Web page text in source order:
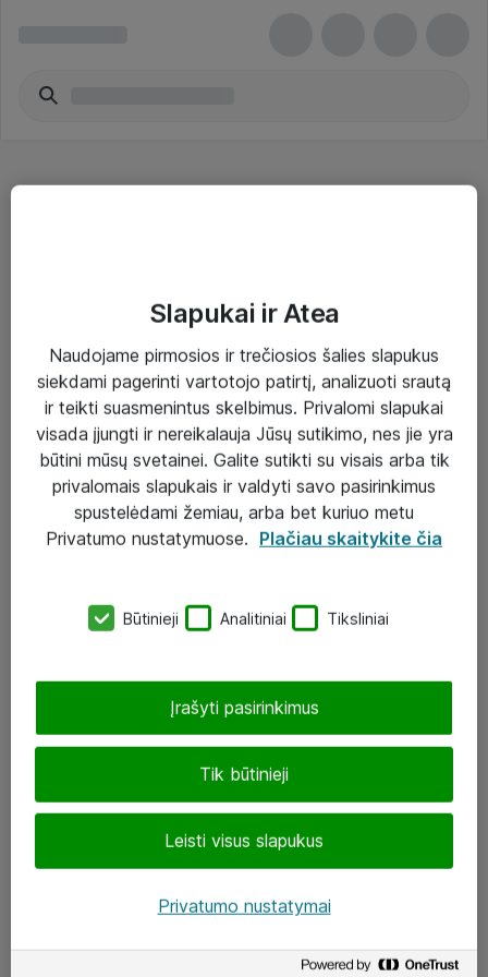
Sprendimai ir paslaugos
Paslaugos
Sprendimai
Įgyvendinti projektai
Atea ekspertų patarimai verslui
UAB „ATEA“
J. Rutkausko g. 6, Vilnius
Atea kontaktai
Aplankykite mus
Slapukai ir Atea
Naudojame pirmosios ir trečiosios šalies slapukus
siekdami pagerinti vartotojo patirtį, analizuoti srautą
ir teikti suasmenintus skelbimus. Privalomi slapukai
visada įjungti ir nereikalauja Jūsų sutikimo, nes jie yra
būtini mūsų svetainei. Galite sutikti su visais arba tik
privalomais slapukais ir valdyti savo pasirinkimus
spustelėdami žemiau, arba bet kuriuo metu
Privatumo nustatymuose. Plačiau skaitykite čia
Būtinieji Analitiniai Tiksliniai
Tik būtinieji
Leisti visus slapukus
Įrašyti pasirinkimus
Privatumo nustatymai